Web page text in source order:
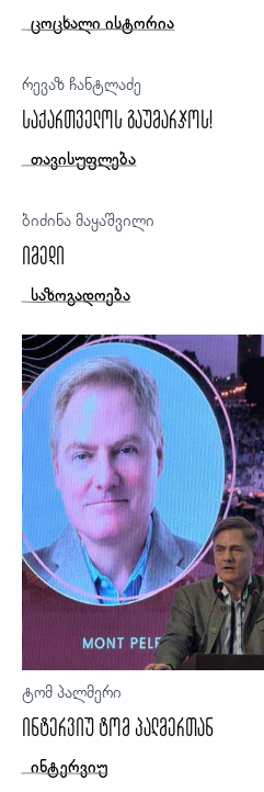
ცოცხალი ისტორია
რევაზ ჩანტლაძე
საქართველოს გაუმარჯოს!
თავისუფლება
ბიძინა მაყაშვილი
იმედი
საზოგადოება
ტომ პალმერი
ინტერვიუ ტომ პალმერთან
ინტერვიუ